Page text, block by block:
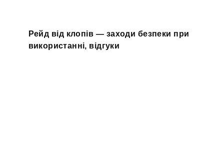
Рейд від клопів — заходи безпеки при
використанні, відгуки